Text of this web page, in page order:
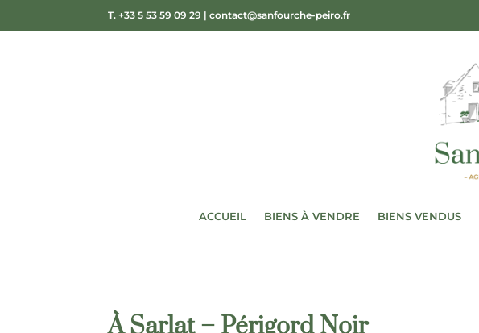
T. +33 5 53 59 09 29 | contact@sanfourche-peiro.fr
ACCUEIL BIENS À VENDRE BIENS VENDUS
À Sarlat – Périgord Noir